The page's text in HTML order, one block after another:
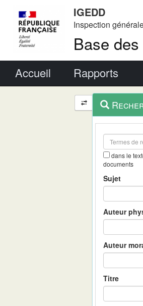
IGEDD
Inspection
Base
Accueil Rapports
Navigation
et
outils
contextuel
dans le
documents
Sujet
Auteur
Auteur
Titre